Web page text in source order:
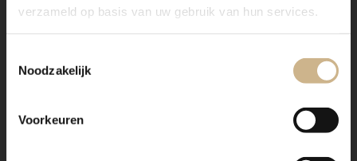
verzameld op basis van uw gebruik van hun services.
Noodzakelijk
Voorkeuren
Is het item niet op voorraad? Geen zorgen! Wij
wens samenstellen? Klik
voor meer informatie.